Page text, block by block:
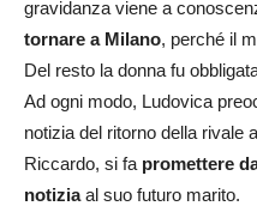
gravidanza viene a
tornare a Milano, perché il
Del resto la donna fu
Ad ogni modo, Ludovica
notizia del ritorno della rivale
Riccardo, si fa promettere
notiziaal suo futuro marito.